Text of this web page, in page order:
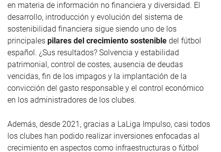
en materia de información no financiera y diversidad. El
desarrollo, introducción y evolución del sistema de
sostenibilidad financiera sigue siendo uno de los
principales pilares del crecimiento sostenible del fútbol
español. ¿Sus resultados? Solvencia y estabilidad
patrimonial, control de costes, ausencia de deudas
vencidas, fin de los impagos y la implantación de la
convicción del gasto responsable y el control económico
en los administradores de los clubes.
Además, desde 2021, gracias a LaLiga Impulso, casi todos
los clubes han podido realizar inversiones enfocadas al
crecimiento en aspectos como infraestructuras o fútbol